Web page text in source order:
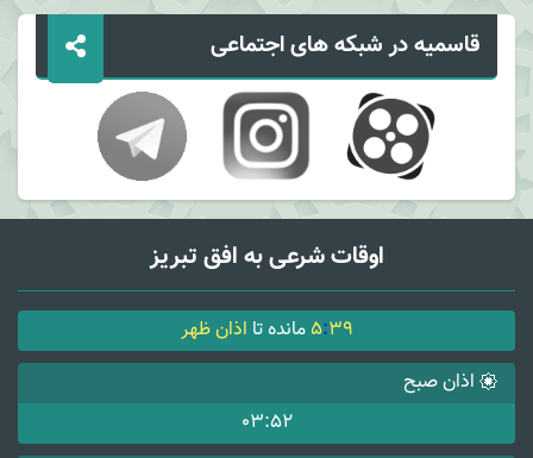
قاسمیه در شبکه های اجتماعی
اوقات شرعی به افق تبریز
5:39 مانده تا اذان ظهر
اذان صبح
03:52